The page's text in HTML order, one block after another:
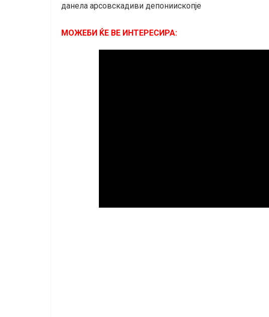
данела арсовскадиви депониископје
МОЖЕБИ ЌЕ ВЕ ИНТЕРЕСИРА: